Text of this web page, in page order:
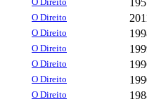
O Direito
O Direito
O Direito
O Direito
O Direito
O Direito